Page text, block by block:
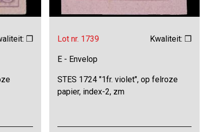
❒ Lot nr. 1739 Kwaliteit: ❒
E - Envelop
STES 1724 "1fr. violet", op felroze
papier, index-2, zm